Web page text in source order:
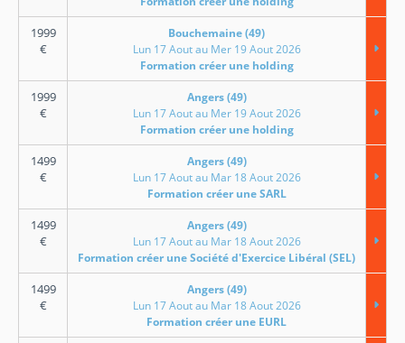
1999
€
Bouchemaine (49)
Lun 17 Aout au Mer 19 Aout 2026
Formation créer une holding
1999
€
Angers (49)
Lun 17 Aout au Mer 19 Aout 2026
Formation créer une holding
1499
€
Angers (49)
Lun 17 Aout au Mar 18 Aout 2026
Formation créer une SARL
1499
€
Angers (49)
Lun 17 Aout au Mar 18 Aout 2026
Formation créer une Société d'Exercice Libéral (SEL)
1499
€
Angers (49)
Lun 17 Aout au Mar 18 Aout 2026
Formation créer une EURL